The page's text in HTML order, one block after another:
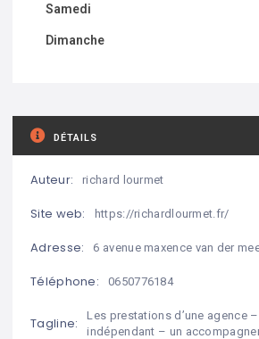
Samedi
Dimanche
DÉTAILS
Auteur: richard lourmet
Site web: https://richardlourmet.fr/
Adresse: 6 avenue maxence van der
Téléphone: 0650776184
Tagline:
Les prestations d’une agence –
indépendant – un